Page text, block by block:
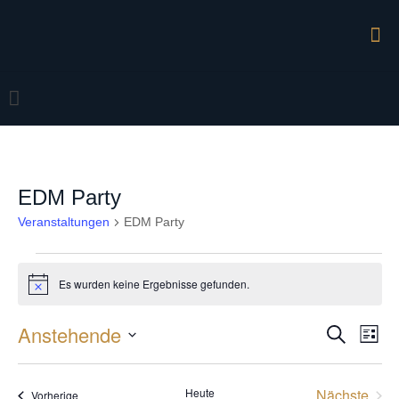
EDM Party
Veranstaltungen EDM Party
Veranstaltungen
HinweisEs wurden keine Ergebnisse gefunden.
Suche
Suche
Liste
Anstehende
VorherigeVeranstaltungen Heute